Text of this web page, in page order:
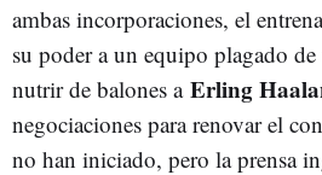
ambas incorporaciones, el
su poder a un equipo plagado
nutrir de balones a Erling
negociaciones para renovar el
no han iniciado, pero la prensa